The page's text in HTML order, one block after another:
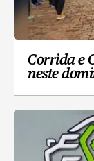
Corrida e
neste